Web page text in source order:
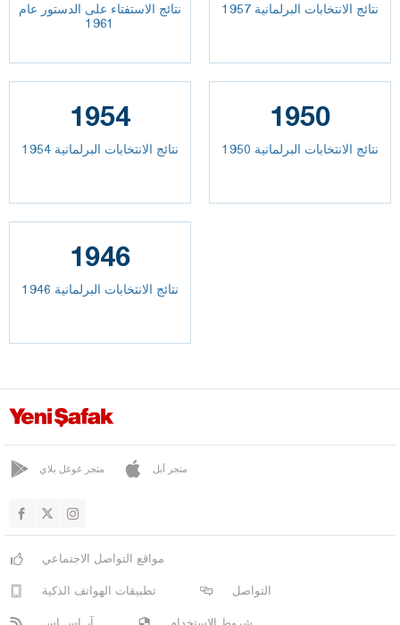
نتائج الاستفتاء على الدستور عام
1961
نتائج الانتخابات البرلمانية 1957
1954
نتائج الانتخابات البرلمانية 1954
1950
نتائج الانتخابات البرلمانية 1950
1946
نتائج الانتخابات البرلمانية 1946
متجر غوغل بلاي متجر آبل
مواقع التواصل الاجتماعي
تطبيقات الهواتف الذكية التواصل